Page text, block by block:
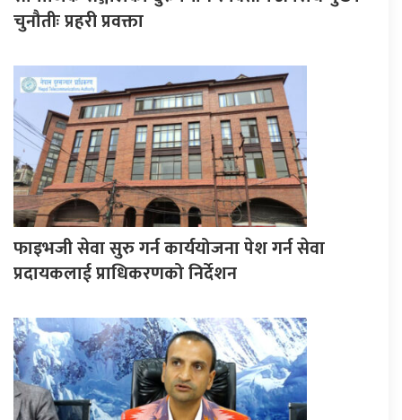
चुनौतीः प्रहरी प्रवक्ता
फाइभजी सेवा सुरु गर्न कार्ययोजना पेश गर्न सेवा
प्रदायकलाई प्राधिकरणको निर्देशन